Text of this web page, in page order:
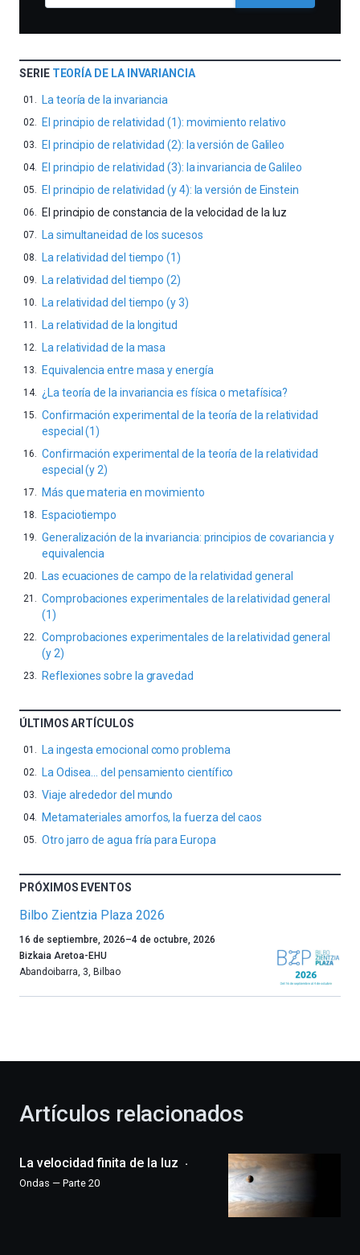
SERIE TEORÍA DE LA INVARIANCIA
La teoría de la invariancia
El principio de relatividad (1): movimiento relativo
El principio de relatividad (2): la versión de Galileo
El principio de relatividad (3): la invariancia de Galileo
El principio de relatividad (y 4): la versión de Einstein
El principio de constancia de la velocidad de la luz
La simultaneidad de los sucesos
La relatividad del tiempo (1)
La relatividad del tiempo (2)
La relatividad del tiempo (y 3)
La relatividad de la longitud
La relatividad de la masa
Equivalencia entre masa y energía
¿La teoría de la invariancia es física o metafísica?
Confirmación experimental de la teoría de la relatividad
especial (1)
Confirmación experimental de la teoría de la relatividad
especial (y 2)
Más que materia en movimiento
Espaciotiempo
Generalización de la invariancia: principios de covariancia y
equivalencia
Las ecuaciones de campo de la relatividad general
Comprobaciones experimentales de la relatividad general
(1)
Comprobaciones experimentales de la relatividad general
(y 2)
Reflexiones sobre la gravedad
ÚLTIMOS ARTÍCULOS
La ingesta emocional como problema
La Odisea… del pensamiento científico
Viaje alrededor del mundo
Metamateriales amorfos, la fuerza del caos
Otro jarro de agua fría para Europa
PRÓXIMOS EVENTOS
Bilbo Zientzia Plaza 2026
Un
año
más,
celebración
novena
edición
16 de septiembre, 2026–4 de octubre, 2026
Bizkaia Aretoa-EHU
Abandoibarra, 3, Bilbao
Artículos relacionados
La velocidad finita de la luz
Ondas — Parte 20